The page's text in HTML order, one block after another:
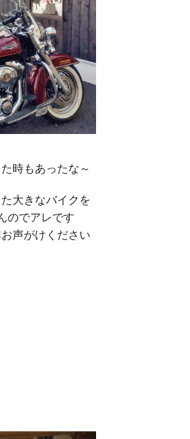
時もあったな～
大きなバイクを
のでアレです
声がけください